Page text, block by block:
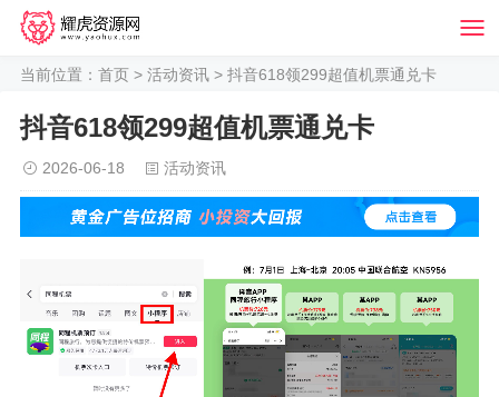
当前位置： 首页 > 活动资讯 > 抖音618领299超值机票通兑卡
抖音618领299超值机票通兑卡
2026-06-18 活动资讯